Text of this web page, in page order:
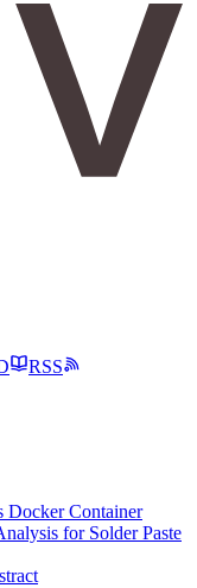
RSS
Docker Container
for Solder Paste